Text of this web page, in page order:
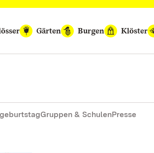
Gärten Burgen Klöster
Gruppen & SchulenPresse